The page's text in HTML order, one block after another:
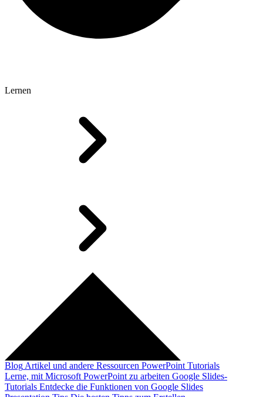
Lernen
Blog Artikel und andere Ressourcen PowerPoint Tutorials
Lerne, mit Microsoft PowerPoint zu arbeiten Google Slides-
Tutorials Entdecke die Funktionen von Google Slides